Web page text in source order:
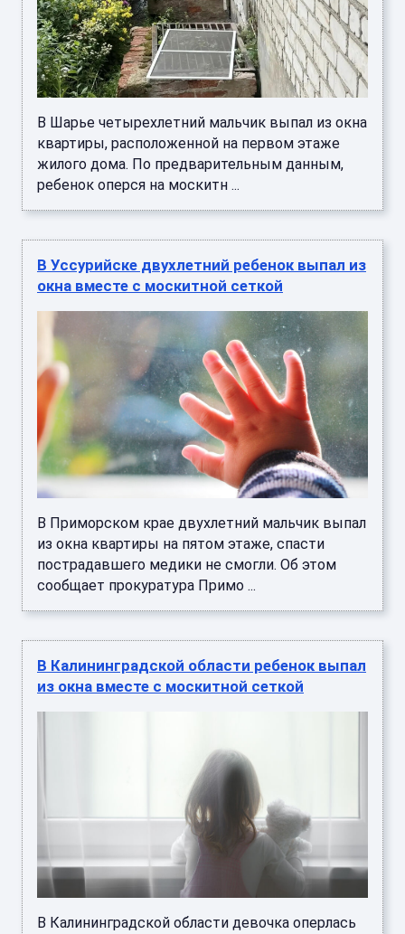
В Шарье четырехлетний мальчик выпал из окна
квартиры, расположенной на первом этаже
жилого дома. По предварительным данным,
ребенок оперся на москитн ...
В Уссурийске двухлетний ребенок выпал из
окна вместе с москитной сеткой
В Приморском крае двухлетний мальчик выпал
из окна квартиры на пятом этаже, спасти
пострадавшего медики не смогли. Об этом
сообщает прокуратура Примо ...
В Калининградской области ребенок выпал
из окна вместе с москитной сеткой
В Калининградской области девочка оперлась